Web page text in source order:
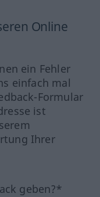
Online
ein Fehler
einfach mal
Formular
ist
Ihrer
geben?*